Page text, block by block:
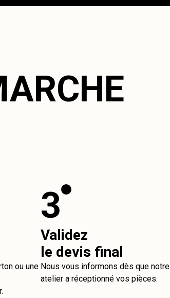
ou une
3
Validez
le devis final
Nous vous informons dès que notre
atelier a réceptionné vos pièces.